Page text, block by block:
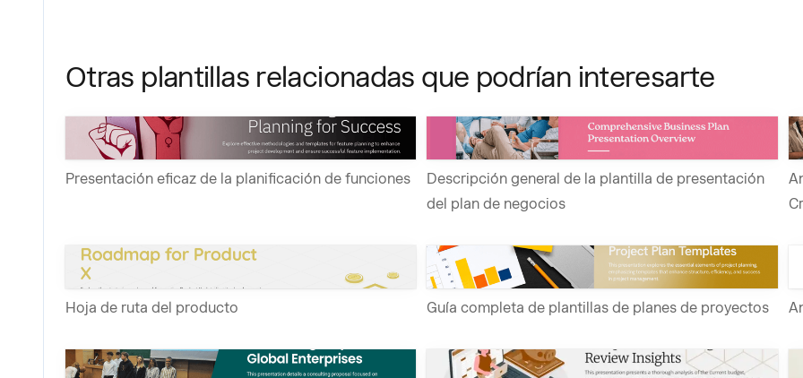
Otras plantillas relacionadas que podrían interesarte
Presentación eficaz de la planificación de funciones
Descripción general de la plantilla de presentación
del plan de negocios
Hoja de ruta del producto Guía completa de plantillas de planes de proyectos